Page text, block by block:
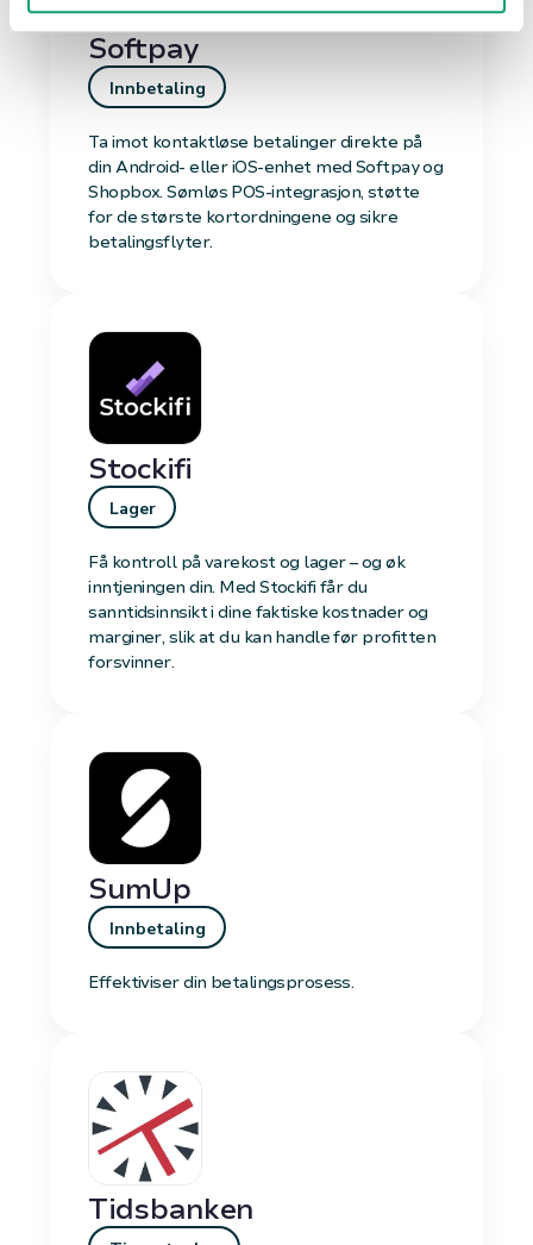
Softpay
Innbetaling
Ta imot kontaktløse betalinger direkte på
din Android- eller iOS-enhet med Softpay og
Shopbox. Sømløs POS-integrasjon, støtte
for de største kortordningene og sikre
betalingsflyter.
Stockifi
Lager
Få kontroll på varekost og lager – og øk
inntjeningen din. Med Stockifi får du
sanntidsinnsikt i dine faktiske kostnader og
marginer, slik at du kan handle før profitten
forsvinner.
SumUp
Innbetaling
Effektiviser din betalingsprosess.
Tidsbanken